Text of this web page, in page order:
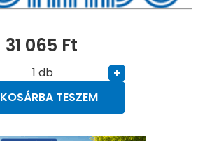
31 065 Ft
db
+
KOSÁRBA TESZEM